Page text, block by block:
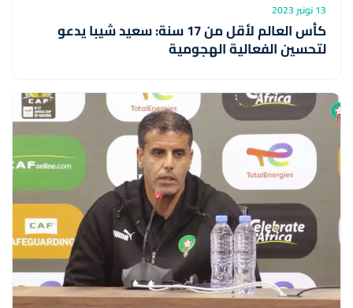
13 نونبر 2023
كأس العالم لأقل من 17 سنة: سعيد شيبا يدعو
لتحسين الفعالية الهجومية